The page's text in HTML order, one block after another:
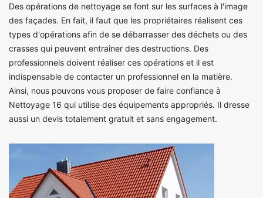
Des opérations de nettoyage se font sur les surfaces à l'image
des façades. En fait, il faut que les propriétaires réalisent ces
types d'opérations afin de se débarrasser des déchets ou des
crasses qui peuvent entraîner des destructions. Des
professionnels doivent réaliser ces opérations et il est
indispensable de contacter un professionnel en la matière.
Ainsi, nous pouvons vous proposer de faire confiance à
Nettoyage 16 qui utilise des équipements appropriés. Il dresse
aussi un devis totalement gratuit et sans engagement.